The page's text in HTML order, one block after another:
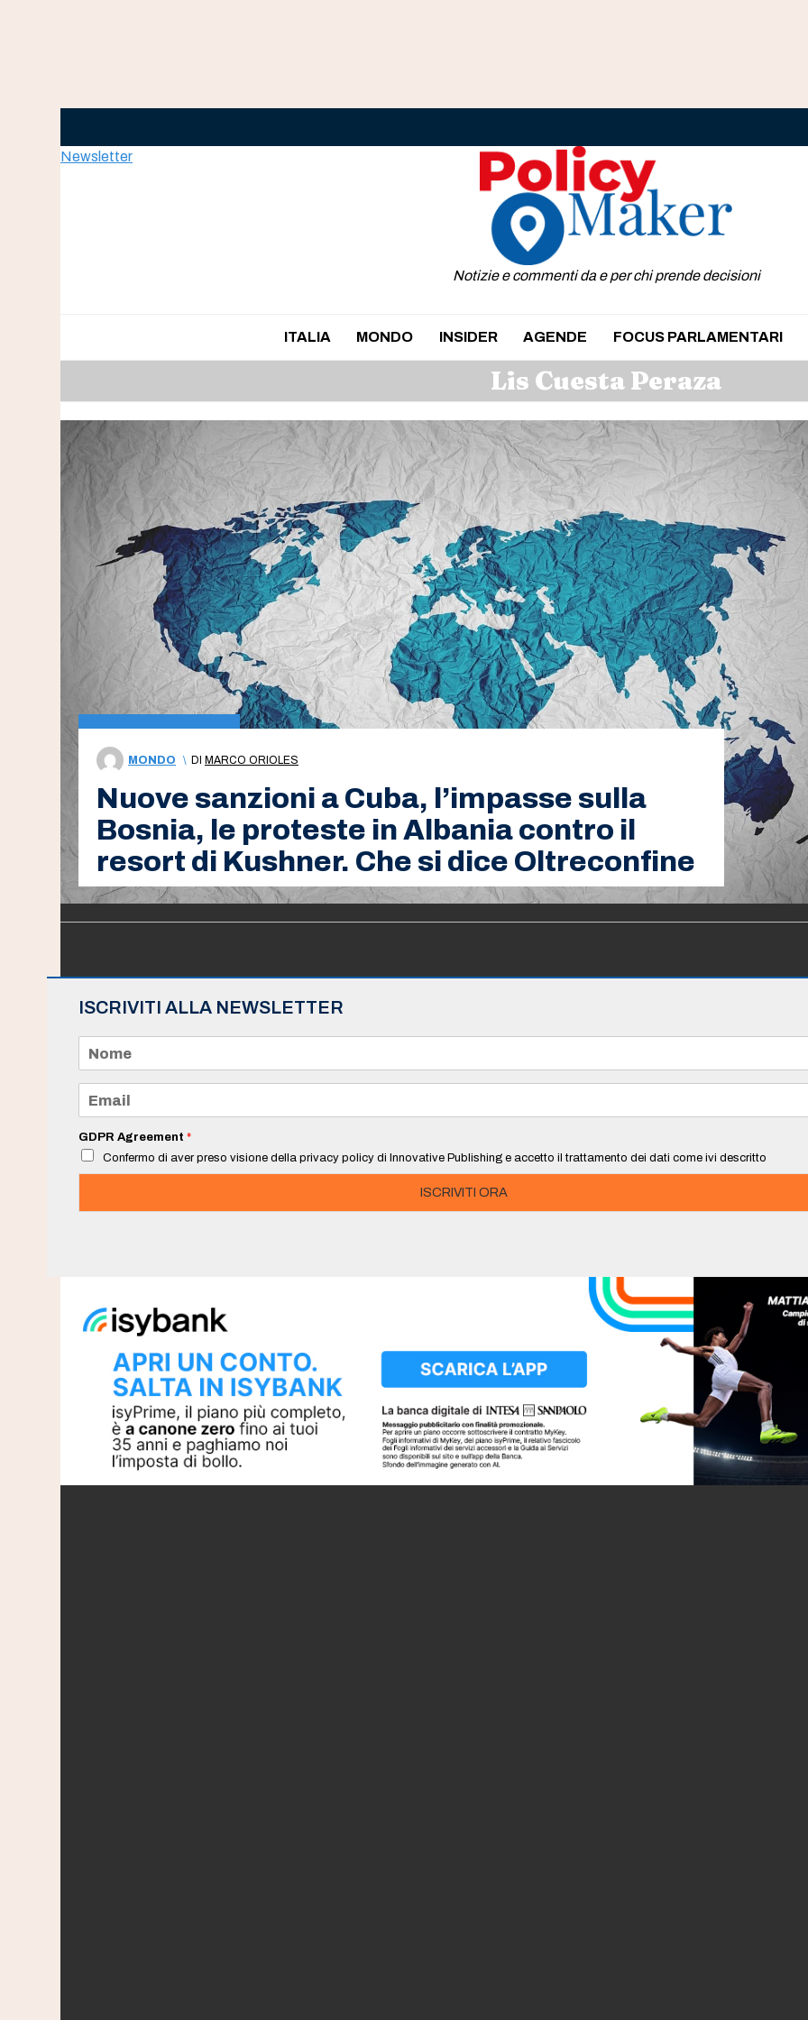
Newsletter
Notizie e commenti da e per chi prende decisioni
ITALIA MONDO INSIDER AGENDE FOCUS PARLAMENTARI
Lis Cuesta Peraza
MONDO \ DI MARCO ORIOLES
Nuove sanzioni a Cuba, l’impasse sulla
Bosnia, le proteste in Albania contro il
resort di Kushner. Che si dice Oltreconfine
ISCRIVITI ALLA NEWSLETTER
m
e
a
i
*
GDPR Agreement *
Confermo di aver preso visione della privacy policy di Innovative Publishing e accetto il trattamento dei dati come ivi descritto
ISCRIVITI ORA